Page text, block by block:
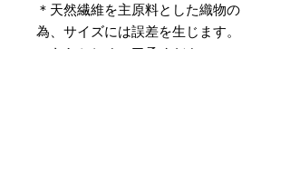
＊天然繊維を主原料とした織物の
為、サイズには誤差を生じます。
あらかじめご了承ください。